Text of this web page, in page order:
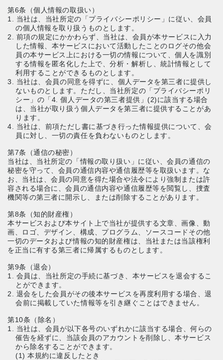
第6条（個人情報の取扱い）
1. 当社は、当社所定の「プライバシーポリシー」に従い、会員
の個人情報を取り扱うものとします。
2. 前項の規定にかかわらず、当社は、会員が本サービスに入力
した情報、本サービスにおいて活動したことのログその他会
員の本サービス上における一切の情報について、個人を識別
する情報を匿名化した上で、分析・解析し、統計情報として
利用することができるものとします。
3. 当社は、会員の同意を得ずに、個人データを第三者に提供し
ないものとします。ただし、当社所定の「プライバシーポリ
シー」の「4. 個人データの第三者提供」(2)に該当する場合
は、当社が取り扱う個人データを第三者に提供することがあ
ります。
4. 当社は、前項ただし書に基づき行った情報提供について、会
員に対し、一切の責任を負わないものとします。
第7条（通信の秘密）
当社は、当社所定の「情報の取り扱い」に従い、会員の通信の
秘密を守って、会員の通信内容や通信履歴等を取扱います。な
お、当社は、会員の同意を得た場合や法令により強制または許
容される場合に、会員の通信内容や通信履歴等を閲覧し、捜査
機関等の第三者に開示し、または削除することがあります。
第8条（知的財産権）
本サービスおよび本サイト上で当社が提供する文章、画像、動
画、ロゴ、デザイン、構成、プログラム、ソースコードその他
一切のデータおよび情報の知的財産権は、当社または当該権利
を正当に有する第三者に帰属するものとします。
第9条（退会）
1. 会員は、当社所定の手続に基づき、本サービスを退会するこ
とができます。
2. 退会をした会員がその後本サービスを再度利用する場合、退
会前に掲載していた情報等を引き継ぐことはできません。
第10条（除名）
1. 当社は、会員が以下各号のいずれかに該当する場合、何らの
催告を経ずに、当該会員のアカウントを削除し、本サービス
から除名することができます。
(1) 本規約に違反したとき